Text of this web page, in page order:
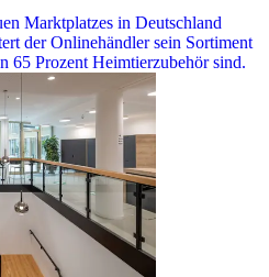
Marktplatzes in Deutschland
der Onlinehändler sein Sortiment
65 Prozent Heimtierzubehör sind.